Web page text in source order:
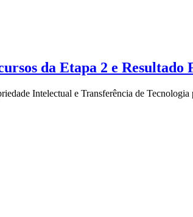
da Etapa 2 e Resultado
Intelectual e Transferência de